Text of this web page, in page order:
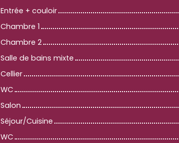
Entrée + couloir
Chambre 1
Chambre 2
Salle de bains mixte
Cellier
WC
Salon
Séjour/Cuisine
WC